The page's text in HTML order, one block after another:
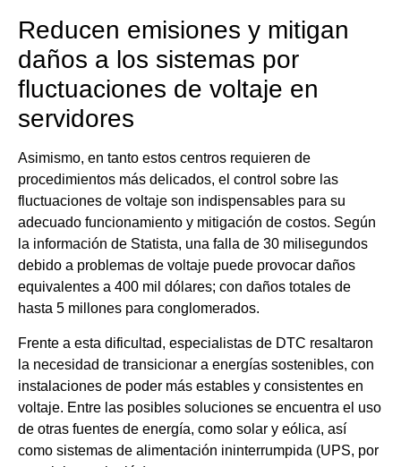
Reducen emisiones y mitigan
daños a los sistemas por
fluctuaciones de voltaje en
servidores
Asimismo, en tanto estos centros requieren de
procedimientos más delicados, el control sobre las
fluctuaciones de voltaje son indispensables para su
adecuado funcionamiento y mitigación de costos. Según
la información de Statista, una falla de 30 milisegundos
debido a problemas de voltaje puede provocar daños
equivalentes a 400 mil dólares; con daños totales de
hasta 5 millones para conglomerados.
Frente a esta dificultad, especialistas de DTC resaltaron
la necesidad de transicionar a energías sostenibles, con
instalaciones de poder más estables y consistentes en
voltaje. Entre las posibles soluciones se encuentra el uso
de otras fuentes de energía, como solar y eólica, así
como sistemas de alimentación ininterrumpida (UPS, por